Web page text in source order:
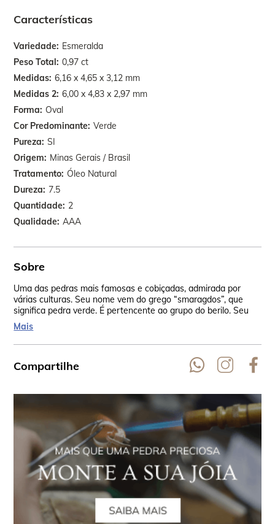
Características
Variedade Esmeralda
Peso Total 0,97 ct
Medidas 6,16 x 4,65 x 3,12 mm
Medidas 2 6,00 x 4,83 x 2,97 mm
Forma Oval
Cor Predominante Verde
Pureza SI
Origem Minas Gerais / Brasil
Tratamento Óleo Natural
Dureza 7.5
Quantidade 2
Qualidade AAA
Sobre
Uma das pedras mais famosas e cobiçadas, admirada por
várias culturas. Seu nome vem do grego “smaragdos”, que
significa pedra verde. É pertencente ao grupo do berilo. Seu
verde incomparável vem do cromo e em algumas vezes do
vanádio.
Mais
Compartilhe